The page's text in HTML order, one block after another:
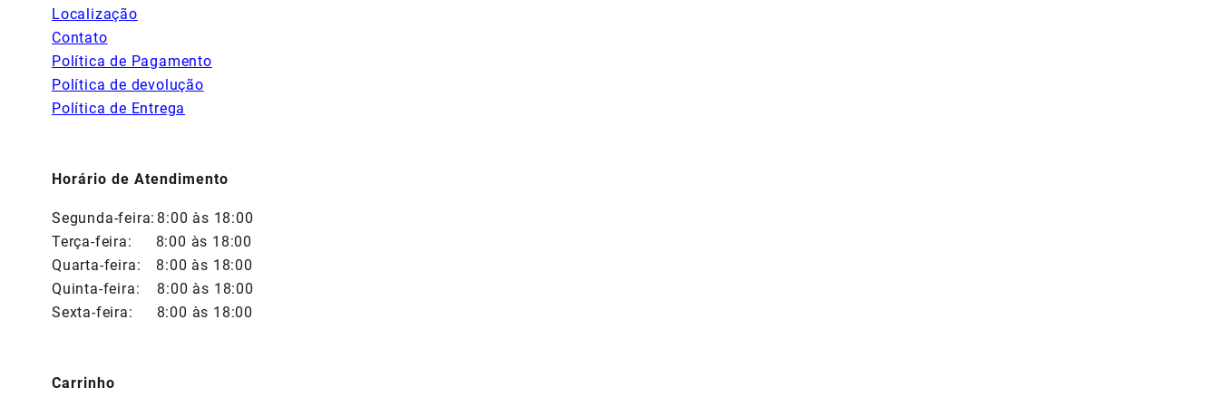
Localização
Contato
Política de Pagamento
Política de devolução
Política de Entrega
Horário de Atendimento
Segunda-feira: 8:00 às 18:00
Terça-feira:
8:00 às 18:00
Quarta-feira:
8:00 às 18:00
Quinta-feira:
8:00 às 18:00
Sexta-feira:
8:00 às 18:00
Carrinho